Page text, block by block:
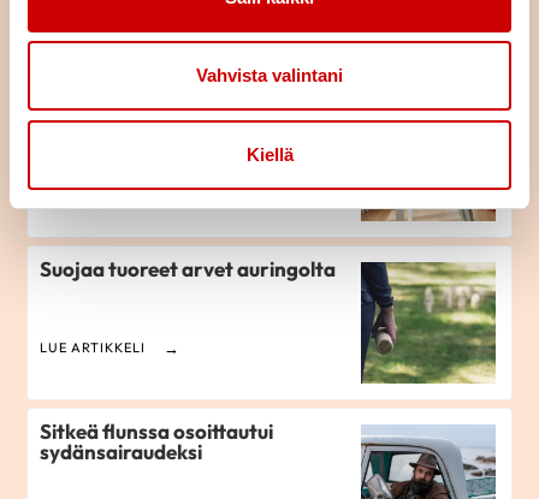
Vahvista valintani
Kiellä
Istuminen kuormittaa myös
sydäntä – näin työpäivään saa
LUE ARTIKKELI
Suojaa tuoreet arvet auringolta
LUE ARTIKKELI
Sitkeä flunssa osoittautui
sydänsairaudeksi